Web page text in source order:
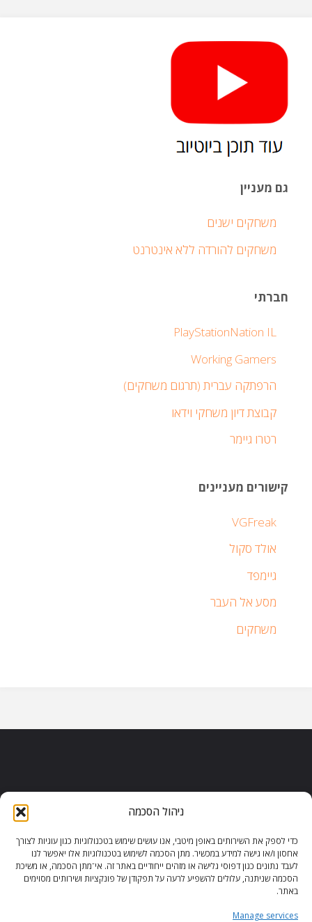
ניהול הסכמה
כדי לספק את השירותים באופן מיטבי, אנו עושים שימוש בטכנולוגיות כגון עוגיות לצורך
אחסון ו/או גישה למידע במכשיר. מתן הסכמה לשימוש בטכנולוגיות אלו יאפשר לנו
לעבד נתונים כגון דפוסי גלישה או מזהים ייחודיים באתר זה. אי־מתן הסכמה, או משיכת
הסכמה שניתנה, עלולים להשפיע לרעה על תפקודן של פונקציות ושירותים מסוימים
באתר.
Manage services
גם מעניין
משחקים ישנים
משחקים להורדה ללא אינטרנט
חברתי
PlayStationNation IL
Working Gamers
הרפתקה עברית (תרגום משחקים)
קבוצת דיון משחקי וידאו
רטרו גיימר
קישורים מעניינים
VGFreak
אולד סקול
גיימפד
מסע אל העבר
משחקים
הצהרת נגישות | משחקי וורדל
|
הורדות משחקים
| משחקים בזול
|
מדיניות פרטיות לאחסון עוגיות (ישראל)